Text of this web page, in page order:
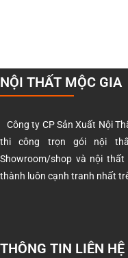
NỘI THẤT MỘC GIA
Công ty CP Sản Xuất Nội
thi công trọn gói nội
Showroom/shop và nội
thành luôn cạnh tranh nhất
THÔNG TIN LIÊN HỆ